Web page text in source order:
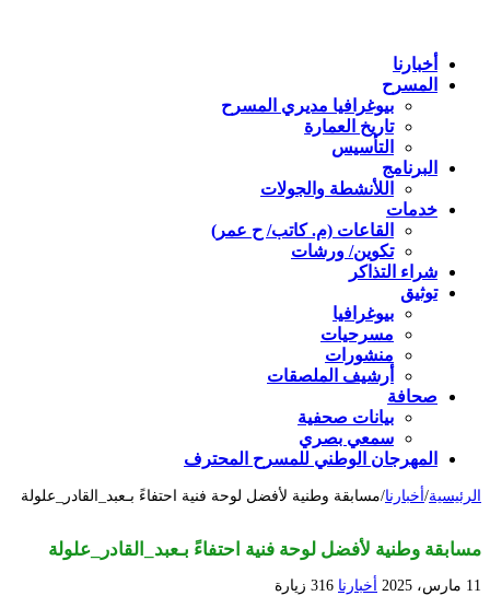
أخبارنا
المسرح
بيوغرافيا مديري المسرح
تاريخ العمارة
التأسيس
البرنامج
اللأنشطة والجولات
خدمات
القاعات (م. كاتب/ ح عمر)
تكوين/ ورشات
شراء التذاكر
توثيق
بيوغرافيا
مسرحيات
منشورات
أرشيف الملصقات
صحافة
بيانات صحفية
سمعي بصري
المهرجان الوطني للمسرح المحترف
الرئيسية/ أخبارنا/مسابقة وطنية لأفضل لوحة فنية احتفاءً بـعبد_القادر_علولة
مسابقة وطنية لأفضل لوحة فنية احتفاءً بـعبد_القادر_علولة
11 مارس، 2025 أخبارنا 316 زيارة